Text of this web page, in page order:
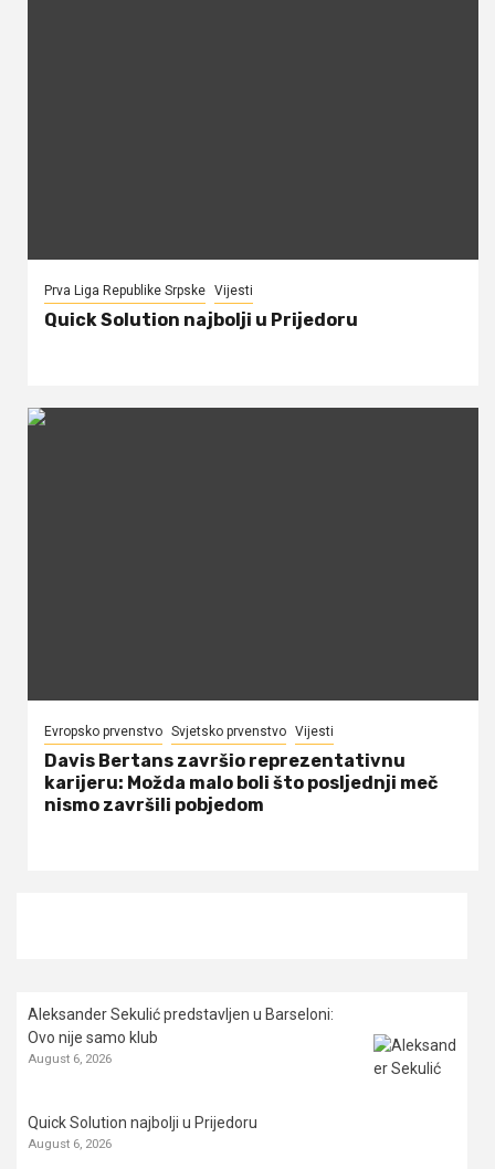
Prva Liga Republike Srpske Vijesti
Quick Solution najbolji u Prijedoru
Evropsko prvenstvo Svjetsko prvenstvo Vijesti
Davis Bertans završio reprezentativnu
karijeru: Možda malo boli što posljednji meč
nismo završili pobjedom
Aleksander Sekulić predstavljen u Barseloni:
Ovo nije samo klub
August 6, 2026
Quick Solution najbolji u Prijedoru
August 6, 2026